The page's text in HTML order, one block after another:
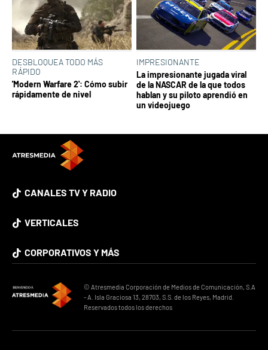
DESBLOQUEA TODO MÁS
RÁPIDO
'Modern Warfare 2': Cómo subir
rápidamente de nivel
IMPRESIONANTE
La impresionante jugada viral
de la NASCAR de la que todos
hablan y su piloto aprendió en
un videojuego
CANALES TV Y RADIO
VERTICALES
CORPORATIVOS Y MÁS
© Atresmedia Corporación de Medios de Comunicación, S.A
- A. Isla Graciosa 13, 28703, S.S. de los Reyes, Madrid.
Reservados todos los derechos